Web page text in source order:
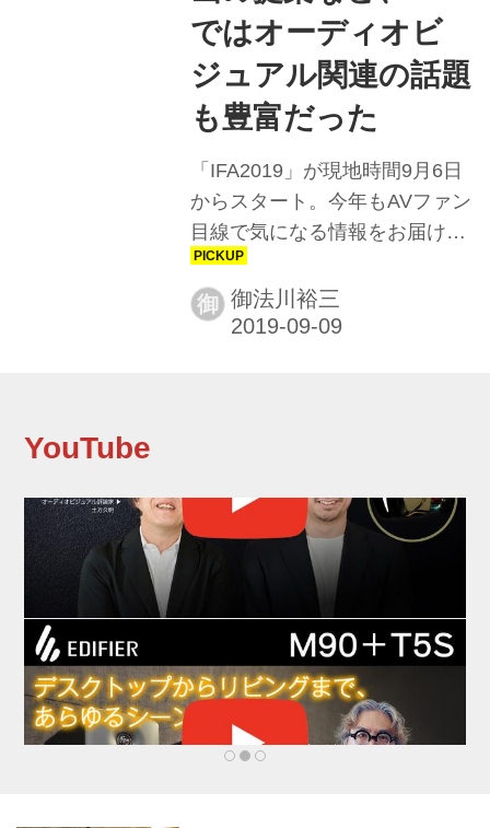
ィ・デューティなモデルになっ
ていた。 Googleアシスタント
（日本での対応は2020年初旬を
予定）とAmazon ...
ではオーディオビ
ジュアル関連の話題
も豊富だった
「IFA2019」が現地時間9月6日
からスタート。今年もAVファン
目線で気になる情報をお届けし
ます！【御法川裕三のIFA2019
散策 その1】 - Stereo Sound
ONLINE 欧州最大のコンシュマ
行われる北米のCESと共に、新
製品や新しい技術を発表する場
として、見逃せない見本市であ
る。 昨年までの例を挙げれば、
24万人以上の来場者、1800以上
もの出店数があり、展示面積も
含め、年々拡大の一歩を見せて
いる。基本的にはメーカーの...
御 御法川裕三
YouTube